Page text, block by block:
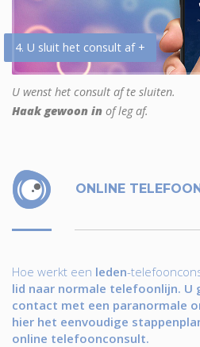
4. U sluit het consult af +
U wenst het consult af te sluiten.
Haak gewoon in of leg af.
ONLINE
Hoe werkt een leden-
lid naar normale telefoonlijn. U
contact met een paranormale
hier het eenvoudige
online telefoonconsult.